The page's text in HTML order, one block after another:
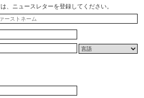
、ニュースレターを登録してください。